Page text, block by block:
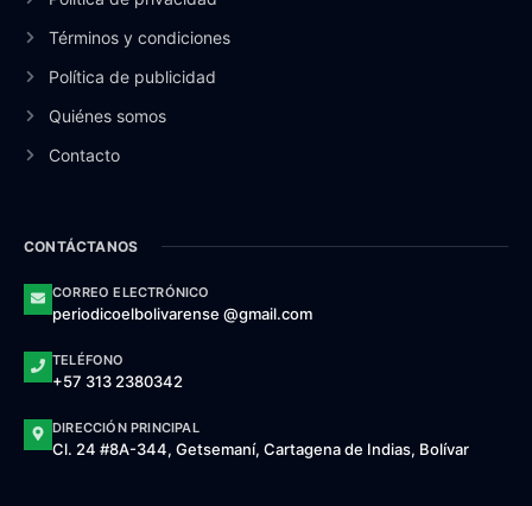
Términos y condiciones
Política de publicidad
Quiénes somos
Contacto
CONTÁCTANOS
CORREO ELECTRÓNICO
periodicoelbolivarense @gmail.com
TELÉFONO
+57 313 2380342
DIRECCIÓN PRINCIPAL
Cl. 24 #8A-344, Getsemaní, Cartagena de Indias, Bolívar